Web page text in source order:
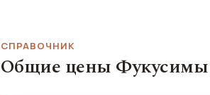
СПРАВОЧНИК
Общие цены Фукусимы